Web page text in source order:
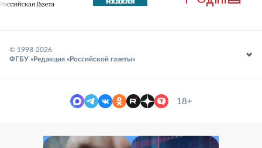
© 1998-2026
ФГБУ «Редакция «Российской газеты»
18+